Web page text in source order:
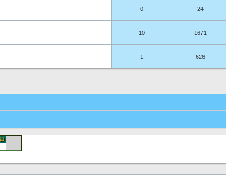
0 24
10 1671
1 626